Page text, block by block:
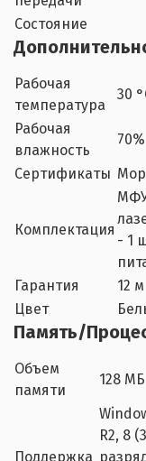
Состояние
Рабочая
температура
30
Рабочая
влажность
70%
Сертификаты
Комплектация
- 1
Гарантия
12 м
Цвет
Память/
Объем
памяти
128 МБ
Поддержка
R2, 8